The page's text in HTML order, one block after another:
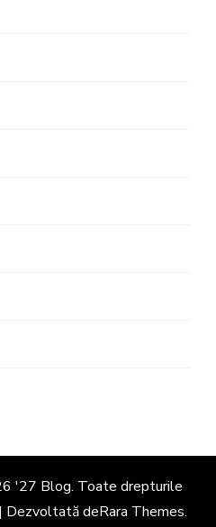
'27 Blog. Toate drepturile
Dezvoltată deRara Themes.